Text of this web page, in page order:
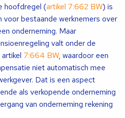
hoofdregel (artikel 7:662 BW) is
voor bestaande werknemers over
onderneming. Maar
valt onder de
7:664 BW, waardoor een
niet automatisch mee
Dat is een aspect
als verkopende onderneming
van onderneming rekening